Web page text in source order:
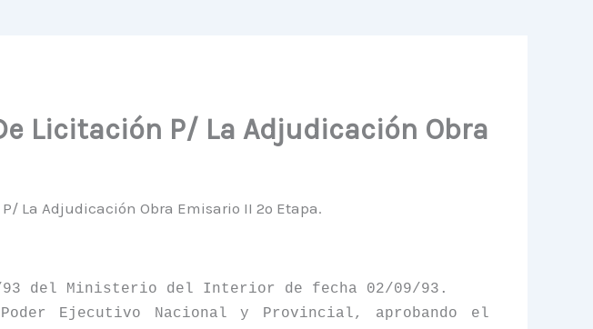
Licitación P/ La Adjudicación Obra
La Adjudicación Obra Emisario II 2º Etapa.
93 del Ministerio del Interior de fecha 02/09/93.
Poder Ejecutivo Nacional y Provincial, aprobando el